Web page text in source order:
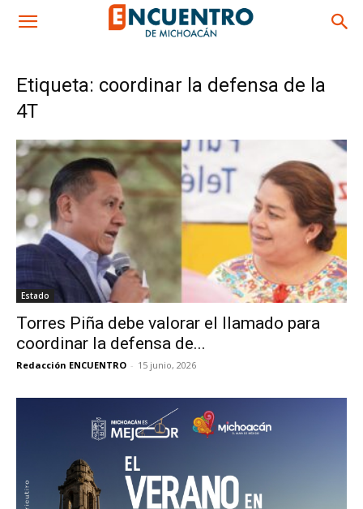
Etiqueta: coordinar la defensa de la
4T
Estado
Torres Piña debe valorar el llamado para
coordinar la defensa de...
Redacción ENCUENTRO - 15 junio, 2026